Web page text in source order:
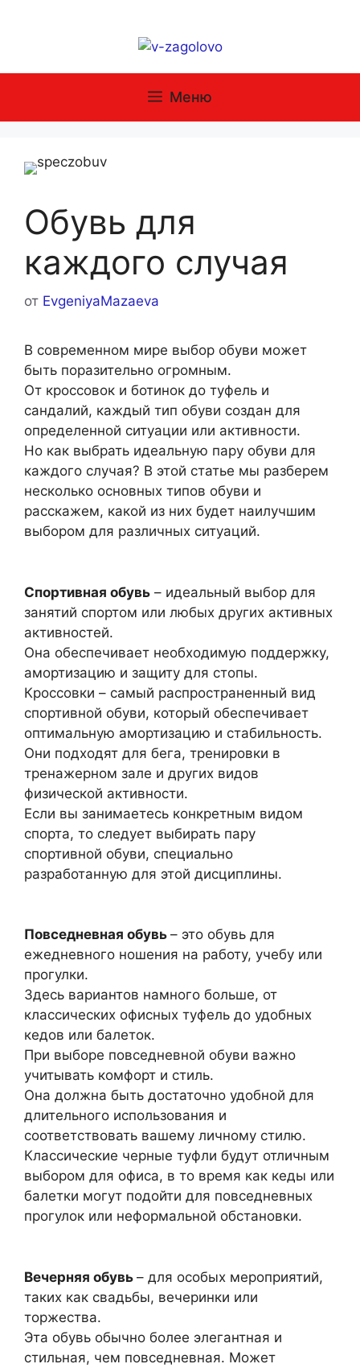
Меню
Обувь для
каждого случая
от EvgeniyaMazaeva
В современном мире выбор обуви может
быть поразительно огромным.
От кроссовок и ботинок до туфель и
сандалий, каждый тип обуви создан для
определенной ситуации или активности.
Но как выбрать идеальную пару обуви для
каждого случая? В этой статье мы разберем
несколько основных типов обуви и
расскажем, какой из них будет наилучшим
выбором для различных ситуаций.
Спортивная обувь – идеальный выбор для
занятий спортом или любых других активных
активностей.
Она обеспечивает необходимую поддержку,
амортизацию и защиту для стопы.
Кроссовки – самый распространенный вид
спортивной обуви, который обеспечивает
оптимальную амортизацию и стабильность.
Они подходят для бега, тренировки в
тренажерном зале и других видов
физической активности.
Если вы занимаетесь конкретным видом
спорта, то следует выбирать пару
спортивной обуви, специально
разработанную для этой дисциплины.
Повседневная обувь – это обувь для
ежедневного ношения на работу, учебу или
прогулки.
Здесь вариантов намного больше, от
классических офисных туфель до удобных
кедов или балеток.
При выборе повседневной обуви важно
учитывать комфорт и стиль.
Она должна быть достаточно удобной для
длительного использования и
соответствовать вашему личному стилю.
Классические черные туфли будут отличным
выбором для офиса, в то время как кеды или
балетки могут подойти для повседневных
прогулок или неформальной обстановки.
Вечерняя обувь – для особых мероприятий,
таких как свадьбы, вечеринки или
торжества.
Эта обувь обычно более элегантная и
стильная, чем повседневная. Может